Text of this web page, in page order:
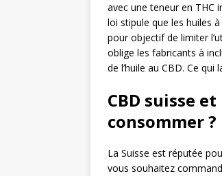
avec une teneur en THC
loi stipule que les huiles
pour objectif de limiter
oblige les fabricants à
de l’huile au CBD. Ce
CBD suisse
consommer ?
La Suisse est réputée
vous souhaitez